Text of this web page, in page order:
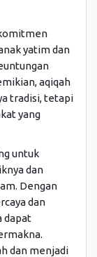
yatim dan
aqiqah
tradisi, tetapi
yang
untuk
dan
Dengan
dan
dapat
dan menjadi